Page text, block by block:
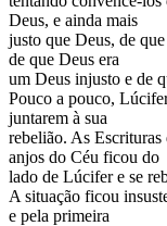
Deus, e ainda mais
justo que Deus, de
de que Deus era
um Deus injusto e de
Pouco a pouco,
juntarem à sua
rebelião. As
anjos do Céu ficou do
lado de Lúcifer e se
A situação ficou
e pela primeira